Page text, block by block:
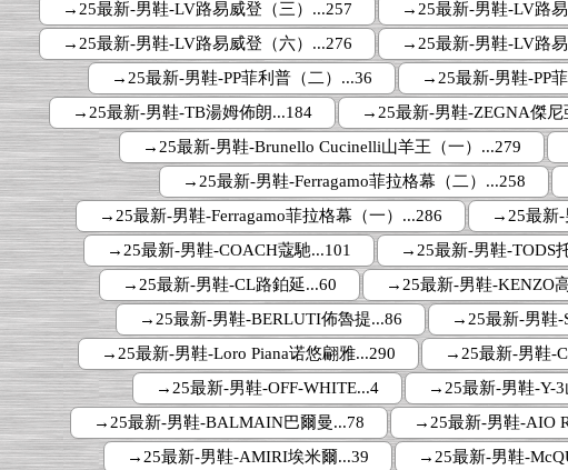
→25最新-男鞋-LV路易威登（三）...257
→25最新-男鞋-LV路
→25最新-男鞋-LV路易威登（六）...276
→25最新-男鞋-LV路
→25最新-男鞋-PP菲利普（二）...36
→25最新-男鞋-PP
→25最新-男鞋-TB湯姆佈朗...184
→25最新-男鞋-ZEGNA傑尼
→25最新-男鞋-Brunello Cucinelli山羊王（一）...279
→25最新-男鞋-Ferragamo菲拉格幕（二）...258
→25最新-男鞋-Ferragamo菲拉格幕（一）...286
→25最新-
→25最新-男鞋-COACH蔻馳...101
→25最新-男鞋-TODS
→25最新-男鞋-CL路鉑延...60
→25最新-男鞋-KENZO
→25最新-男鞋-BERLUTI佈魯提...86
→25最新-男鞋-
→25最新-男鞋-Loro Piana诺悠翩雅...290
→25最新-男鞋-
→25最新-男鞋-OFF-WHITE...4
→25最新-男鞋-Y-
→25最新-男鞋-BALMAIN巴爾曼...78
→25最新-男鞋-AIO
→25最新-男鞋-AMIRI埃米爾...39
→25最新-男鞋-